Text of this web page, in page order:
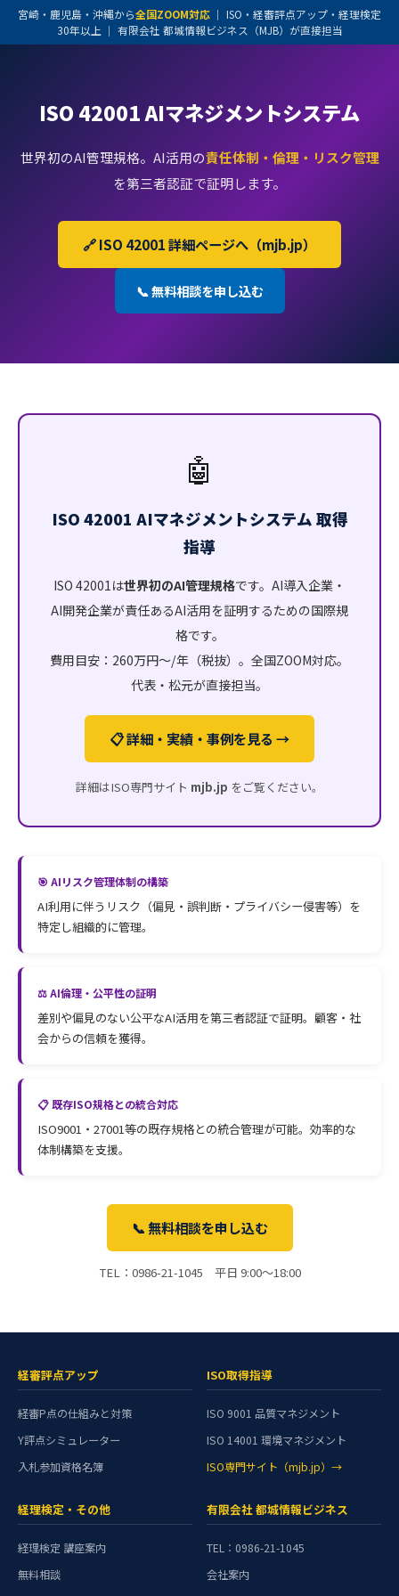
宮崎・鹿児島・沖縄から全国ZOOM対応 ｜ ISO・経審評点アップ・経理検定
30年以上 ｜ 有限会社 都城情報ビジネス（MJB）が直接担当
ISO 42001 AIマネジメントシステム
世界初のAI管理規格。AI活用の責任体制・倫理・リスク管理
を第三者認証で証明します。
🔗 ISO 42001 詳細ページへ（mjb.jp）
📞 無料相談を申し込む
🤖
ISO 42001 AIマネジメントシステム 取得
指導
ISO 42001は世界初のAI管理規格です。AI導入企業・
AI開発企業が責任あるAI活用を証明するための国際規
格です。
費用目安：260万円〜/年（税抜）。全国ZOOM対応。
代表・松元が直接担当。
📋 詳細・実績・事例を見る →
詳細はISO専門サイト mjb.jp をご覧ください。
🎯 AIリスク管理体制の構築
AI利用に伴うリスク（偏見・誤判断・プライバシー侵害等）を
特定し組織的に管理。
⚖️ AI倫理・公平性の証明
差別や偏見のない公平なAI活用を第三者認証で証明。顧客・社
会からの信頼を獲得。
📋 既存ISO規格との統合対応
ISO9001・27001等の既存規格との統合管理が可能。効率的な
体制構築を支援。
📞 無料相談を申し込む
TEL：0986-21-1045 平日 9:00〜18:00
経審評点アップ
経審P点の仕組みと対策
Y評点シミュレーター
入札参加資格名簿
ISO取得指導
ISO 9001 品質マネジメント
ISO 14001 環境マネジメント
ISO専門サイト（mjb.jp）→
経理検定・その他
経理検定 講座案内
無料相談
有限会社 都城情報ビジネス
TEL：0986-21-1045
会社案内